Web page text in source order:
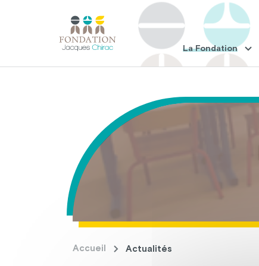
La Fondation
Accueil Actualités